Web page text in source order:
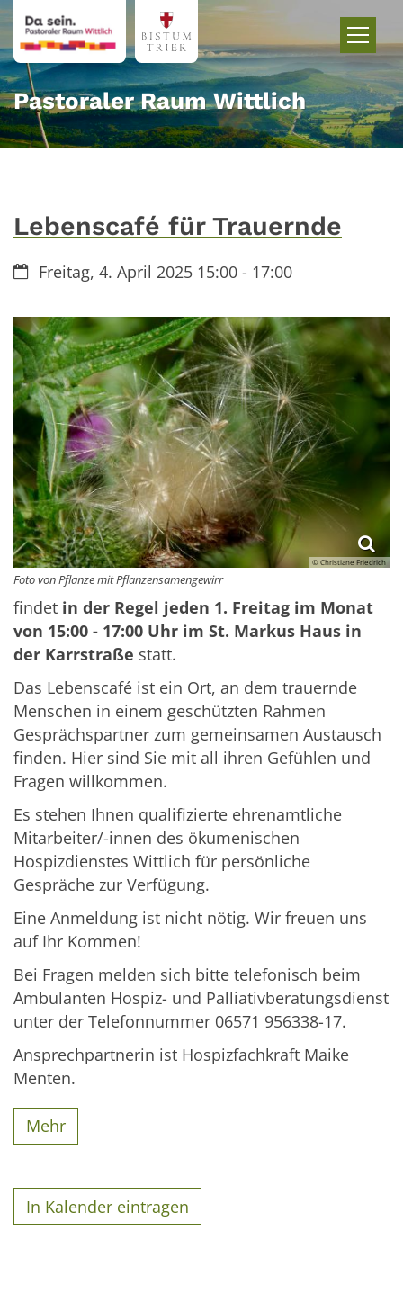
Zum Inhalt springen
Pastoraler Raum Wittlich
Lebenscafé für Trauernde
Datum:Freitag, 4. April 2025 15:00 - 17:00
© Christiane Friedrich
Foto von Pflanze mit Pflanzensamengewirr
findet in der Regel jeden 1. Freitag im Monat
von 15:00 - 17:00 Uhr im St. Markus Haus in
der Karrstraße statt.
Das Lebenscafé ist ein Ort, an dem trauernde
Menschen in einem geschützten Rahmen
Gesprächspartner zum gemeinsamen Austausch
finden. Hier sind Sie mit all ihren Gefühlen und
Fragen willkommen.
Es stehen Ihnen qualifizierte ehrenamtliche
Mitarbeiter/-innen des ökumenischen
Hospizdienstes Wittlich für persönliche
Gespräche zur Verfügung.
Eine Anmeldung ist nicht nötig. Wir freuen uns
auf Ihr Kommen!
Bei Fragen melden sich bitte telefonisch beim
Ambulanten Hospiz- und Palliativberatungsdienst
unter der Telefonnummer 06571 956338-17.
Ansprechpartnerin ist Hospizfachkraft Maike
Menten.
Mehr
In Kalender eintragen